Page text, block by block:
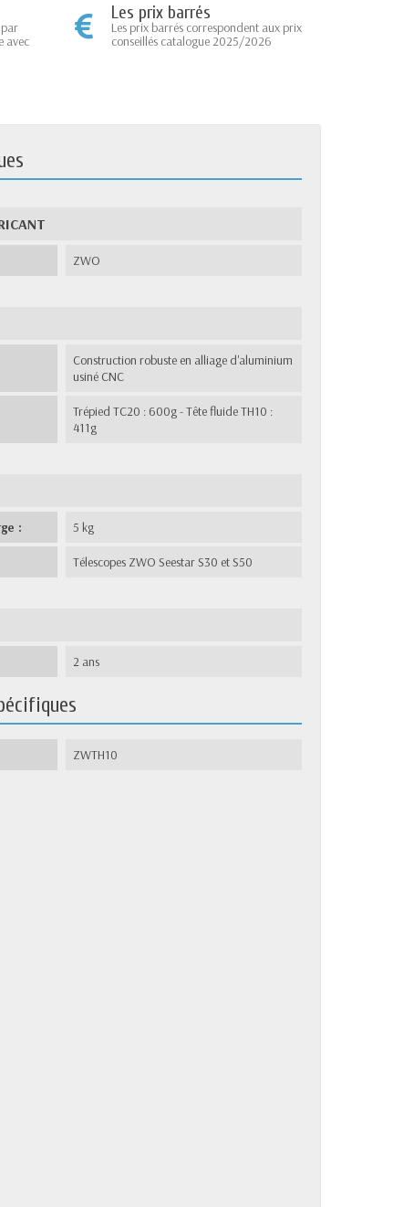
avec
Les prix barrés
Les prix barrés correspondent aux prix
conseillés catalogue 2025/2026
ZWO
Construction robuste en alliage d'aluminium
usiné CNC
Trépied TC20 : 600g - Tête fluide TH10 :
411g
: 5 kg
Télescopes ZWO Seestar S30 et S50
2 ans
ZWTH10